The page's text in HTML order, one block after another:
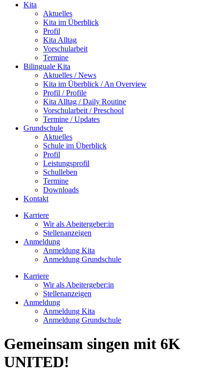
Kita
Aktuelles
Kita im Überblick
Profil
Kita Alltag
Vorschularbeit
Termine
Bilinguale Kita
Aktuelles / News
Kita im Überblick / An Overview
Profil / Profile
Kita Alltag / Daily Routine
Vorschularbeit / Preschool
Termine / Updates
Grundschule
Aktuelles
Schule im Überblick
Profil
Leistungsprofil
Schulleben
Termine
Downloads
Kontakt
Karriere
Wir als Abeitergeber:in
Stellenanzeigen
Anmeldung
Anmeldung Kita
Anmeldung Grundschule
Karriere
Wir als Abeitergeber:in
Stellenanzeigen
Anmeldung
Anmeldung Kita
Anmeldung Grundschule
Gemeinsam singen mit 6K
UNITED!